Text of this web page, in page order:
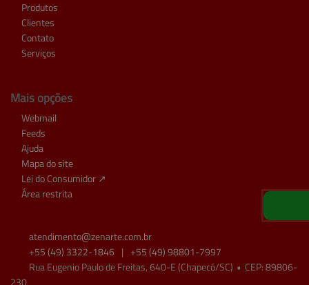
Produtos
Clientes
Contato
Serviços
Mais opções
Webmail
Feeds
Ajuda
Mapa do site
Lei do Consumidor ↗
Área restrita
atendimento@zenarte.com.br
+55 (49) 3322-1846 | +55 (49) 98801-7997
Rua Eugenio Paulo de Freitas, 640-E (Chapecó/SC) • CEP: 89806-
230